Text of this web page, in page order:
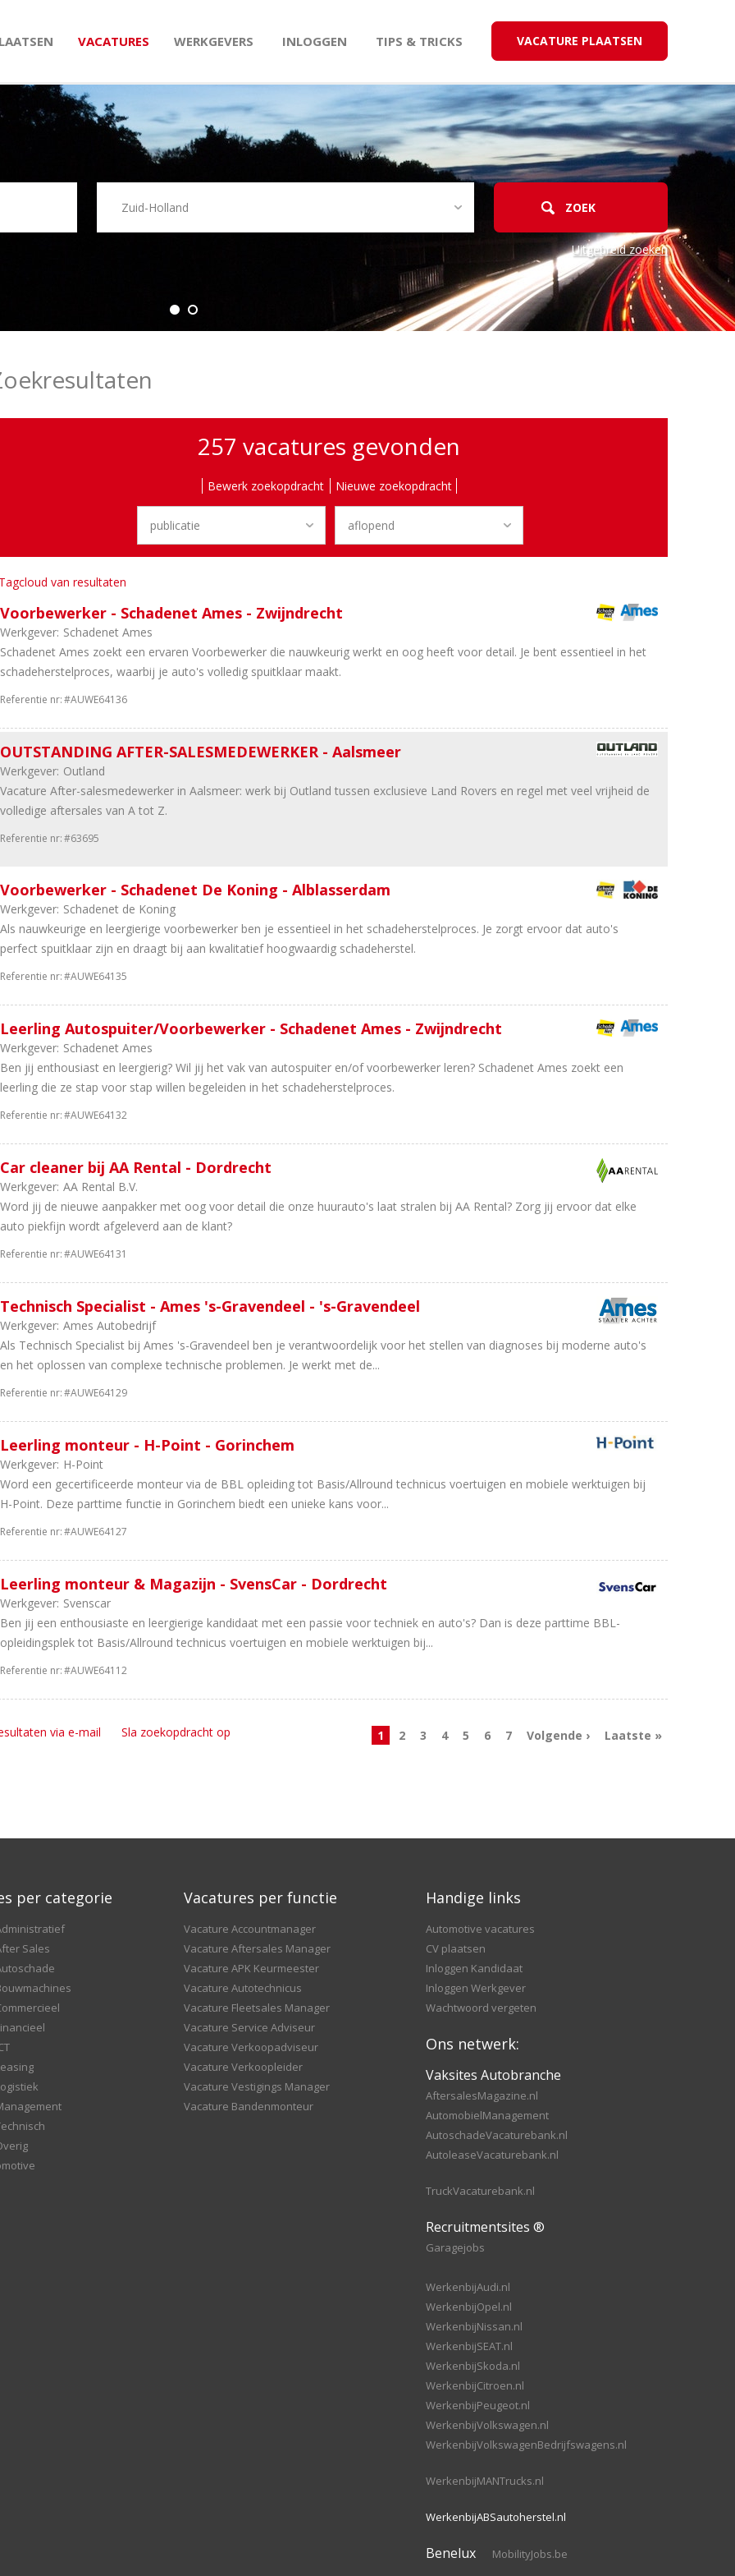
VACATURES WERKGEVERS INLOGGEN TIPS & TRICKS VACATURE PLAATSEN
Uitgebreid zoeken
257 vacatures gevonden
Bewerk zoekopdracht Nieuwe zoekopdracht
van resultaten
Voorbewerker - Schadenet Ames - Zwijndrecht
Werkgever: Schadenet Ames
Schadenet Ames zoekt een ervaren Voorbewerker die nauwkeurig werkt en oog heeft voor detail. Je bent essentieel in het
schadeherstelproces, waarbij je auto's volledig spuitklaar maakt.
Referentie nr:#AUWE64136
OUTSTANDING AFTER-SALESMEDEWERKER - Aalsmeer
Werkgever: Outland
Vacature After-salesmedewerker in Aalsmeer: werk bij Outland tussen exclusieve Land Rovers en regel met veel vrijheid de
volledige aftersales van A tot Z.
Referentie nr:#63695
Voorbewerker - Schadenet De Koning - Alblasserdam
Werkgever: Schadenet de Koning
Als nauwkeurige en leergierige voorbewerker ben je essentieel in het schadeherstelproces. Je zorgt ervoor dat auto's
perfect spuitklaar zijn en draagt bij aan kwalitatief hoogwaardig schadeherstel.
Referentie nr:#AUWE64135
Leerling Autospuiter/Voorbewerker - Schadenet Ames - Zwijndrecht
Werkgever: Schadenet Ames
Ben jij enthousiast en leergierig? Wil jij het vak van autospuiter en/of voorbewerker leren? Schadenet Ames zoekt een
leerling die ze stap voor stap willen begeleiden in het schadeherstelproces.
Referentie nr:#AUWE64132
Car cleaner bij AA Rental - Dordrecht
Werkgever: AA Rental B.V.
Word jij de nieuwe aanpakker met oog voor detail die onze huurauto's laat stralen bij AA Rental? Zorg jij ervoor dat elke
auto piekfijn wordt afgeleverd aan de klant?
Referentie nr:#AUWE64131
Technisch Specialist - Ames 's-Gravendeel - 's-Gravendeel
Werkgever: Ames Autobedrijf
Als Technisch Specialist bij Ames 's-Gravendeel ben je verantwoordelijk voor het stellen van diagnoses bij moderne auto's
en het oplossen van complexe technische problemen. Je werkt met de...
Referentie nr:#AUWE64129
Leerling monteur - H-Point - Gorinchem
Werkgever: H-Point
Word een gecertificeerde monteur via de BBL opleiding tot Basis/Allround technicus voertuigen en mobiele werktuigen bij
H-Point. Deze parttime functie in Gorinchem biedt een unieke kans voor...
Referentie nr:#AUWE64127
Leerling monteur & Magazijn - SvensCar - Dordrecht
Werkgever: Svenscar
Ben jij een enthousiaste en leergierige kandidaat met een passie voor techniek en auto's? Dan is deze parttime BBL-
opleidingsplek tot Basis/Allround technicus voertuigen en mobiele werktuigen bij...
Referentie nr:#AUWE64112
1 2 3 4 5 6 7 Volgende › Laatste »
via e-mail Sla zoekopdracht op
per categorie
Sales
Vacatures per functie
Vacature Accountmanager
Vacature Aftersales Manager
Vacature APK Keurmeester
Vacature Autotechnicus
Vacature Fleetsales Manager
Vacature Service Adviseur
Vacature Verkoopadviseur
Vacature Verkoopleider
Vacature Vestigings Manager
Vacature Bandenmonteur
Handige links
Automotive vacatures
CV plaatsen
Inloggen Kandidaat
Inloggen Werkgever
Wachtwoord vergeten
Ons netwerk:
Vaksites Autobranche
AftersalesMagazine.nl
AutomobielManagement
AutoschadeVacaturebank.nl
AutoleaseVacaturebank.nl
TruckVacaturebank.nl
Recruitmentsites ®
Garagejobs
WerkenbijAudi.nl
WerkenbijOpel.nl
WerkenbijNissan.nl
WerkenbijSEAT.nl
WerkenbijSkoda.nl
WerkenbijCitroen.nl
WerkenbijPeugeot.nl
WerkenbijVolkswagen.nl
WerkenbijVolkswagenBedrijfswagens.nl
WerkenbijMANTrucks.nl
WerkenbijABSautoherstel.nl
Benelux MobilityJobs.be